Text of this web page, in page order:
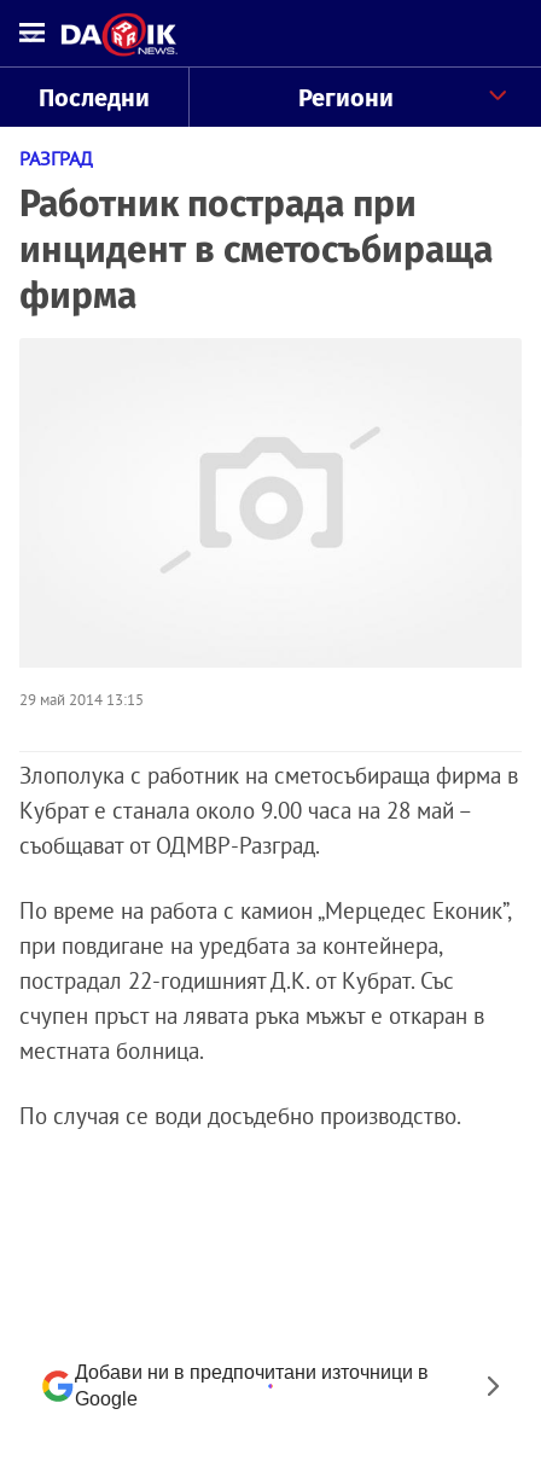
Последни Региони
РАЗГРАД
Работник пострада при
инцидент в сметосъбираща
фирма
29 май 2014 13:15
Злополука с работник на сметосъбираща фирма в
Кубрат е станала около 9.00 часа на 28 май –
съобщават от ОДМВР-Разград.
По време на работа с камион „Мерцедес Еконик”,
при повдигане на уредбата за контейнера,
пострадал 22-годишният Д.К. от Кубрат. Със
счупен пръст на лявата ръка мъжът е откаран в
местната болница.
По случая се води досъдебно производство.
Добави ни в предпочитани източници в
Google